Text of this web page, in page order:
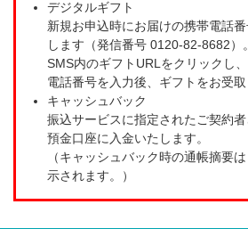
デジタルギフト
新規お申込時にお届けの携帯電話
します（発信番号 0120-82-8682）。
SMS内のギフトURLをクリックし
電話番号を入力後、ギフトをお受取
キャッシュバック
振込サービスに指定されたご契約
預金口座に入金いたします。
（キャッシュバック時の通帳摘要
示されます。）